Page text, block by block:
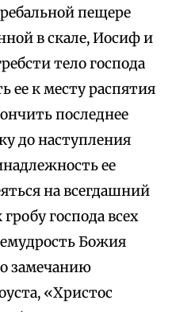
пещере
в скале, Иосиф и
тело господа
ее к месту распятия
последнее
до наступления
ее
на всегдашний
господа всех
Божия
замечанию
«Христос